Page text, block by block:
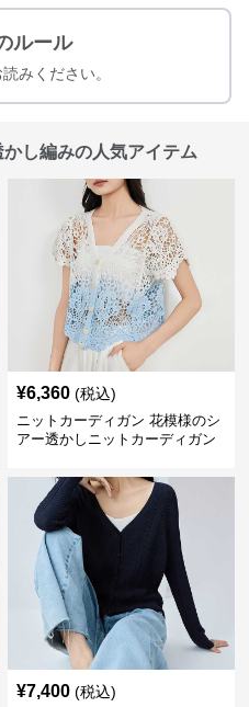
ルール
みください。
し編みの人気アイテム
¥6,360 (税込)
ニットカーディガン 花模様のシ
アー透かしニットカーディガン
¥7,400 (税込)